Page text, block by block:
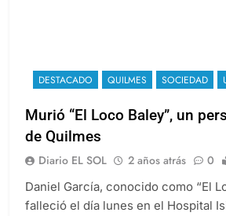
DESTACADO QUILMES SOCIEDAD
Murió “El Loco Baley”, un
de Quilmes
Diario EL SOL 2 años atrás 0
Daniel García, conocido como “El
falleció el día lunes en el Hospital